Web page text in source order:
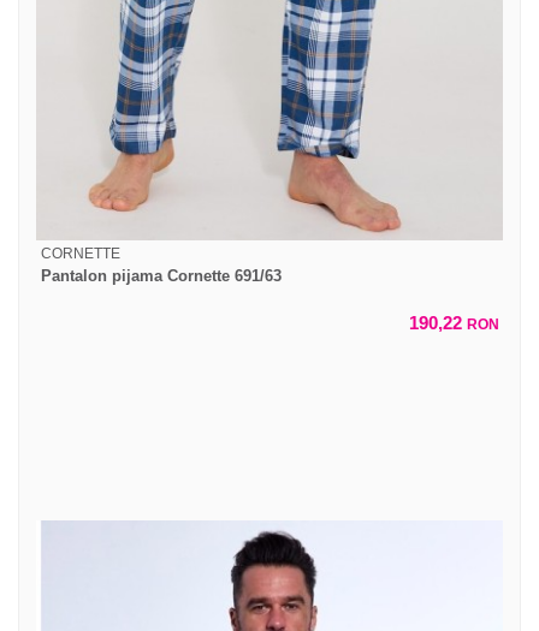
CORNETTE
Pantalon pijama Cornette 691/63
190,22 RON